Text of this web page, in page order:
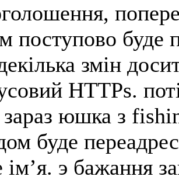
поступово буде
змін
HTTPs.
зараз юшка з
буде
імʼя. э бажання